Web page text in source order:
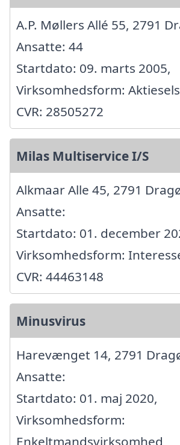
A.P. Møllers Allé 55, 2791
Ansatte: 44
Startdato: 09. marts 2005,
Virksomhedsform:
CVR: 28505272
Milas Multiservice I/S
Alkmaar Alle 45, 2791
Ansatte:
Startdato: 01. december
Virksomhedsform:
CVR: 44463148
Minusvirus
Harevænget 14, 2791
Ansatte:
Startdato: 01. maj 2020,
Virksomhedsform:
Enkeltmandsvirksomhed